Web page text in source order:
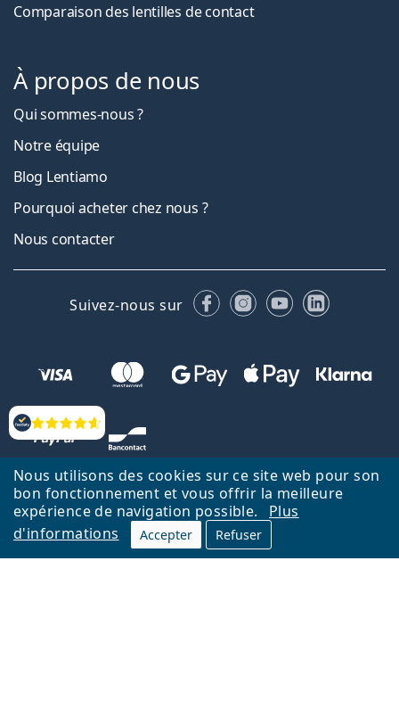
Nous utilisons des cookies sur ce site web pour son
bon fonctionnement et vous offrir la meilleure
expérience de navigation possible.
Plus
d'informations
Accepter Refuser
Évaluation
Comparaison des lentilles de contact
À propos de nous
Qui sommes-nous ?
Notre équipe
Blog Lentiamo
Pourquoi acheter chez nous ?
Nous contacter
Suivez-nous sur FacebookInstagram
YouTubeLinkedIn
Retour à la page d'accueil Haut
Nederlands